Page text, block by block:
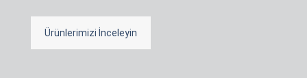
Ürünlerimizi İnceleyin